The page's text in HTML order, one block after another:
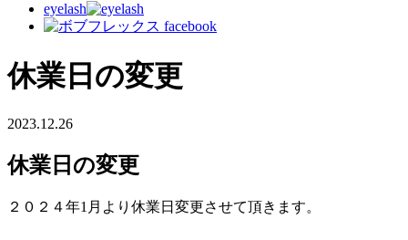
eyelash
休業日の変更
2023.12.26
休業日の変更
２０２４年1月より休業日変更させて頂きます。